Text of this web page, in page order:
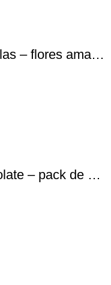
Cesta con 50 rosas amarillas – flores amarillas
Ramo de 15 rosas y chocolate – pack de rosas hallys